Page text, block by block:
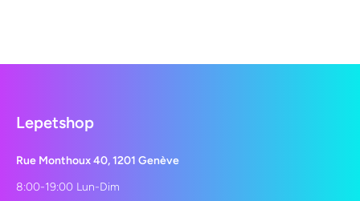
Lepetshop
Rue Monthoux 40, 1201 Genève
8:00-19:00 Lun-Dim